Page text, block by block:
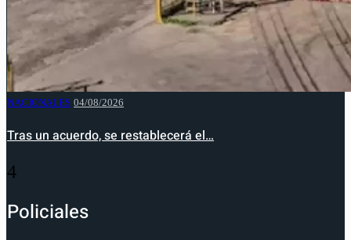
NACIONALES 04/08/2026
Tras un acuerdo, se restablecerá el…
4
Policiales